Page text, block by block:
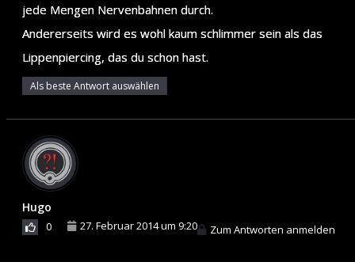
jede Mengen Nervenbahnen durch.
Andererseits wird es wohl kaum schlimmer sein als das
Lippenpiercing, das du schon hast.
Als beste Antwort auswählen
Hugo
0 27. Februar 2014 um 9:20 Zum Antworten anmelden